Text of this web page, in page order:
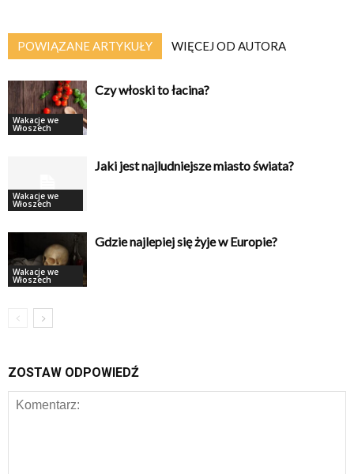
POWIĄZANE ARTYKUŁY WIĘCEJ OD AUTORA
Wakacje we
Włoszech
Czy włoski to łacina?
Wakacje we
Włoszech
Jaki jest najludniejsze miasto świata?
Wakacje we
Włoszech
Gdzie najlepiej się żyje w Europie?
ZOSTAW ODPOWIEDŹ